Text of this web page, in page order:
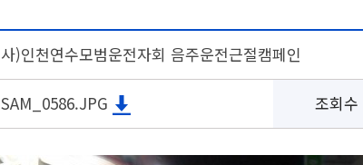
사)인천연수모범운전자회 음주운전근절캠페인
SAM_0586.JPG 조회수